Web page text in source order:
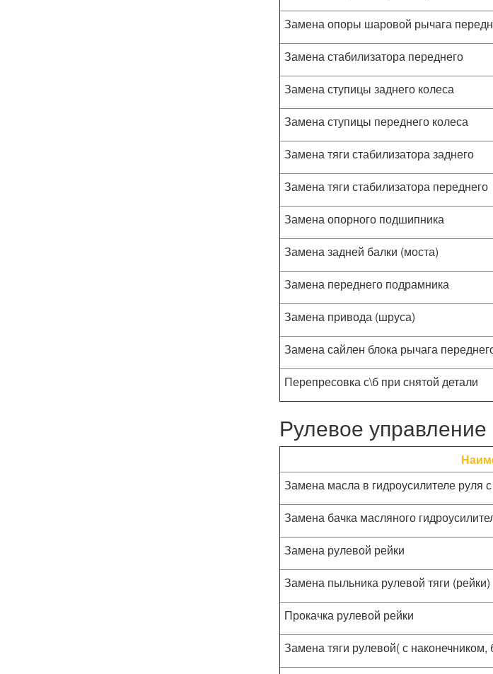
Замена опоры шаровой рычага
Замена стабилизатора переднего
Замена ступицы заднего колеса
Замена ступицы переднего колеса
Замена тяги стабилизатора заднего
Замена тяги стабилизатора переднего
Замена опорного подшипника
Замена задней балки (моста)
Замена переднего подрамника
Замена привода (шруса)
Замена сайлен блока рычага
Перепресовка с\б при снятой детали
Рулевое управление
Замена масла в гидроусилителе руля
Замена бачка масляного
Замена рулевой рейки
Замена пыльника рулевой тяги (рейки)
Прокачка рулевой рейки
Замена тяги рулевой( с наконечником,